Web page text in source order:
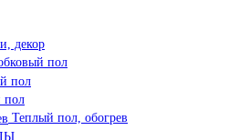
декор
пол
пол
пол
Теплый пол, обогрев